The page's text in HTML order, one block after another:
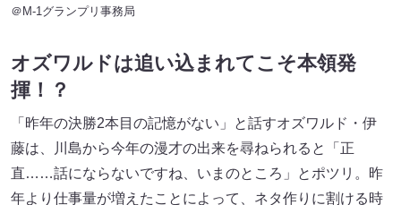
＠M-1グランプリ事務局
オズワルドは追い込まれてこそ本領発
揮！？
「昨年の決勝2本目の記憶がない」と話すオズワルド・伊
藤は、川島から今年の漫才の出来を尋ねられると「正
直……話にならないですね、いまのところ」とポツリ。昨
年より仕事量が増えたことによって、ネタ作りに割ける時